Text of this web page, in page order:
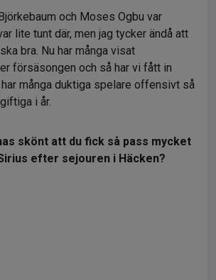
och Moses Ogbu var
lite tunt där, men jag tycker ändå att
bra. Nu har många visat
försäsongen och så har vi fått in
har många duktiga spelare offensivt så
i år.
skönt att du fick så pass mycket
efter sejouren i Häcken?